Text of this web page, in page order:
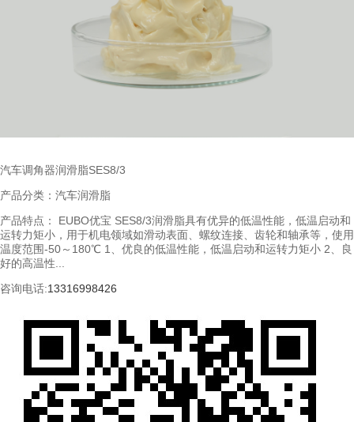
汽车调角器润滑脂SES8/3
产品分类：汽车润滑脂
产品特点： EUBO优宝 SES8/3润滑脂具有优异的低温性能，低温启动和
运转力矩小，用于机电领域如滑动表面、螺纹连接、齿轮和轴承等，使用
温度范围-50～180℃ 1、优良的低温性能，低温启动和运转力矩小 2、良
好的高温性...
咨询电话:13316998426